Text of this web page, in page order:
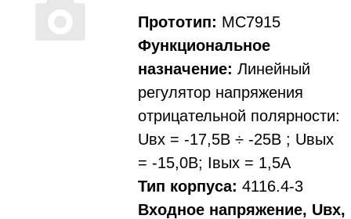
Прототип: МС7915
Функциональное
назначение: Линейный
регулятор напряжения
отрицательной полярности:
Uвх = -17,5В ÷ -25В ; Uвых
= -15,0В; Iвых = 1,5А
Тип корпуса: 4116.4-3
Входное напряжение, Uвх,